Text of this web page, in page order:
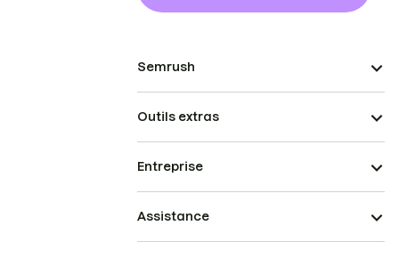
Semrush
Outils extras
Entreprise
Assistance